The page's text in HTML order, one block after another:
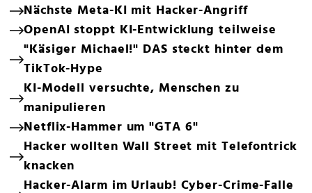
Nächste Meta-KI mit Hacker-Angriff
OpenAI stoppt KI-Entwicklung teilweise
"Käsiger Michael!" DAS steckt hinter dem
TikTok-Hype
KI-Modell versuchte, Menschen zu
manipulieren
Netflix-Hammer um "GTA 6"
Hacker wollten Wall Street mit Telefontrick
knacken
Hacker-Alarm im Urlaub! Cyber-Crime-Falle